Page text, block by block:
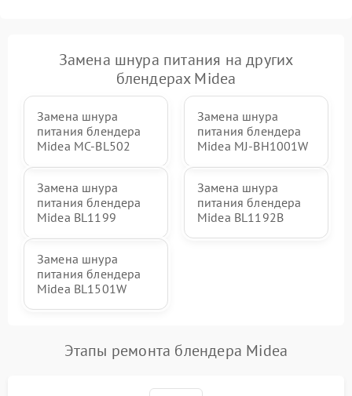
Замена шнура питания на других
блендерах Midea
Замена шнура
питания блендера
Midea MC-BL502
Замена шнура
питания блендера
Midea MJ-BH1001W
Замена шнура
питания блендера
Midea BL1199
Замена шнура
питания блендера
Midea BL1192B
Замена шнура
питания блендера
Midea BL1501W
Этапы ремонта блендера Midea